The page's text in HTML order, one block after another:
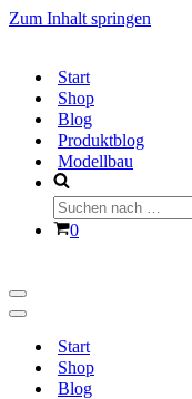
Zum Inhalt springen
Start
Shop
Blog
Produktblog
Modellbau
Suchen
nach …
Warenkorb
0
Navigationsmenü
Navigationsmenü
Start
Shop
Blog